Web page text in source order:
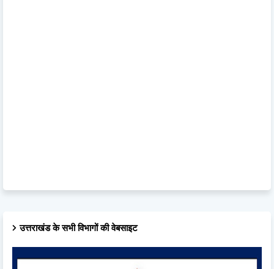
उत्तराखंड के सभी विभागों की वेबसाइट